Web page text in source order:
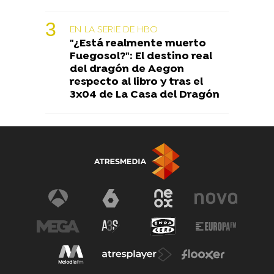
EN LA SERIE DE HBO
"¿Está realmente muerto
Fuegosol?": El destino real
del dragón de Aegon
respecto al libro y tras el
3x04 de La Casa del Dragón